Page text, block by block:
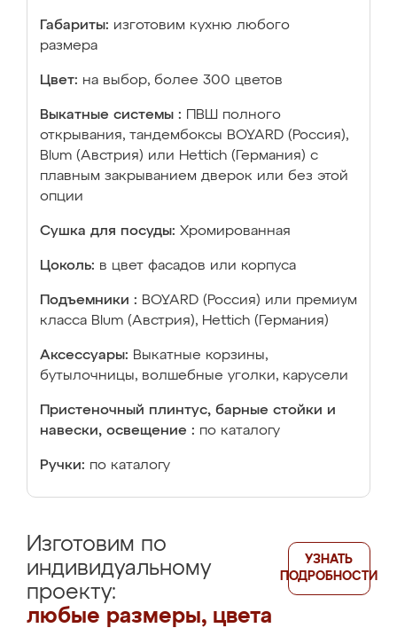
Габариты: изготовим кухню любого
размера
Цвет: на выбор, более 300 цветов
Выкатные системы :
ПВШ полного
открывания, тандембоксы BOYARD (Россия),
Blum (Австрия) или Hettich (Германия) с
плавным закрыванием дверок или без этой
опции
Сушка для посуды: Хромированная
Цоколь: в цвет фасадов или корпуса
Подъемники : BOYARD (Россия) или премиум
класса Blum (Австрия), Hettich (Германия)
Аксессуары: Выкатные корзины,
бутылочницы, волшебные уголки, карусели
Пристеночный плинтус, барные стойки и
навески, освещение : по каталогу
Ручки: по каталогу
Изготовим по
индивидуальному
проекту:
любые размеры, цвета
УЗНАТЬ
ПОДРОБНОСТИ